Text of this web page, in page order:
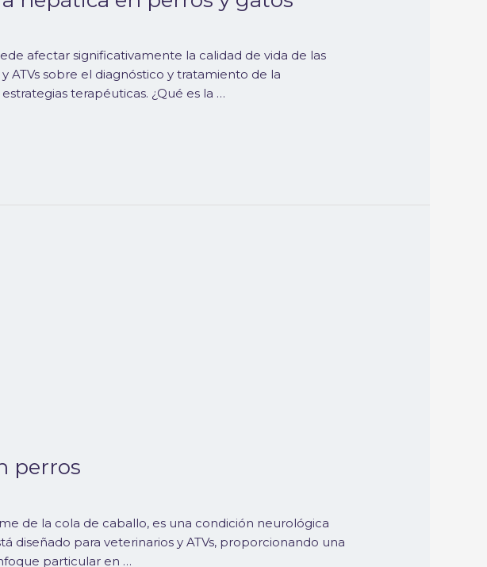
afectar significativamente la calidad de vida de las
sobre el diagnóstico y tratamiento de la
terapéuticas. ¿Qué es la …
perros
de la cola de caballo, es una condición neurológica
para veterinarios y ATVs, proporcionando una
particular en …